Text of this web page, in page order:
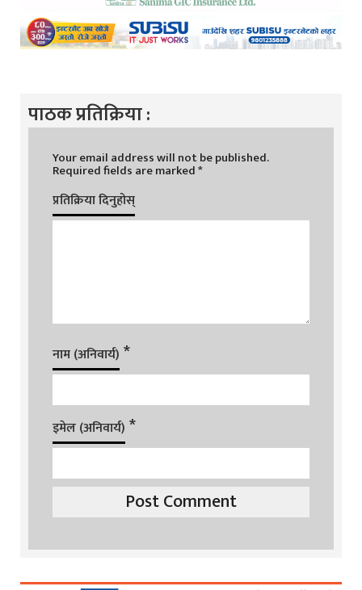
पाठक प्रतिक्रिया :
Your email address will not be published.
Required fields are marked*
प्रतिक्रिया दिनुहोस्
नाम (अनिवार्य) *
इमेल (अनिवार्य) *